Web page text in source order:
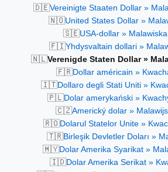
🇩🇪Vereinigte Staaten Dollar »
🇳🇴United States Dollar »
🇸🇪USA-dollar »
🇫🇮Yhdysvaltain dollari »
🇳🇱Verenigde Staten Dollar »
🇫🇷Dollar américain »
🇮🇹Dollaro degli Stati Uniti »
🇵🇱Dolar amerykański »
🇨🇿Americký dolar »
🇷🇴Dolarul Statelor Unite »
🇹🇷Birleşik Devletler Doları »
🇲🇾Dolar Amerika Syarikat »
🇮🇩Dolar Amerika Serikat »